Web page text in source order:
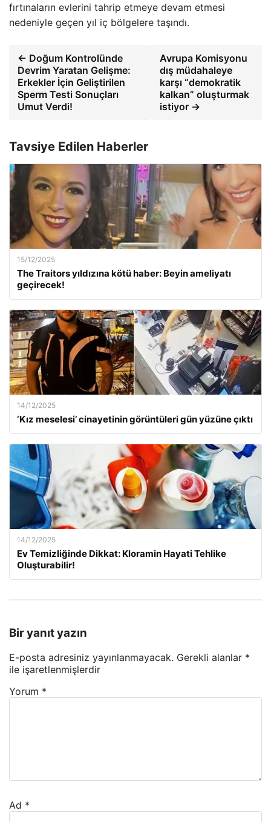
fırtınaların evlerini tahrip etmeye devam etmesi
nedeniyle geçen yıl iç bölgelere taşındı.
← Doğum Kontrolünde
Devrim Yaratan Gelişme:
Erkekler İçin Geliştirilen
Sperm Testi Sonuçları
Umut Verdi!
Avrupa Komisyonu
dış müdahaleye
karşı “demokratik
kalkan” oluşturmak
istiyor →
Tavsiye Edilen Haberler
15/12/2025
The Traitors yıldızına kötü haber: Beyin ameliyatı
geçirecek!
14/12/2025
‘Kız meselesi’ cinayetinin görüntüleri gün yüzüne çıktı
14/12/2025
Ev Temizliğinde Dikkat: Kloramin Hayati Tehlike
Oluşturabilir!
Bir yanıt yazın
E-posta adresiniz yayınlanmayacak. Gerekli alanlar *
ile işaretlenmişlerdir
Yorum *
Ad *